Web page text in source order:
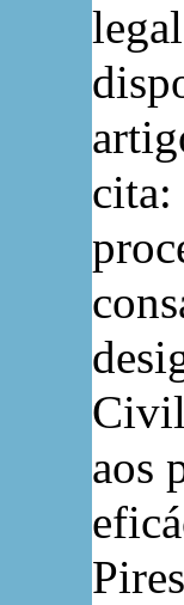
cita:
aos